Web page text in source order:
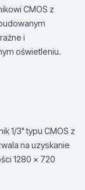
CMOS z
i
oświetleniu.
1/3" typu CMOS z
na uzyskanie
1280 x 720